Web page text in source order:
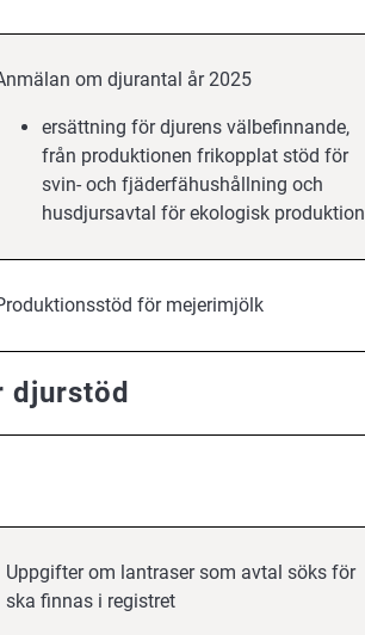
om djurantal år 2025
ersättning för djurens välbefinnande,
från produktionen frikopplat stöd för
svin- och fjäderfähushållning och
husdjursavtal för ekologisk produktion
för mejerimjölk
djurstöd
Uppgifter om lantraser som avtal söks för
ska finnas i registret